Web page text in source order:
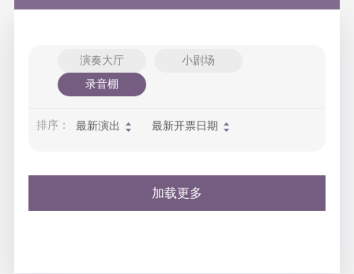
演奏大厅
小剧场
录音棚
排序： 最新演出 最新开票日期
加载更多